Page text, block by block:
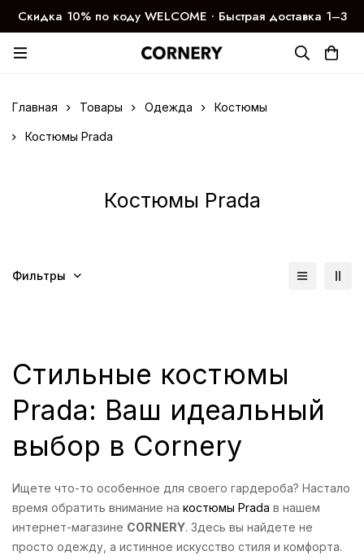
Скидка 10% по коду WELCOME ∙ Быстрая доставка 1–3
дня
Главная Товары Одежда Костюмы
Костюмы Prada
Костюмы Prada
Фильтры
Стильные костюмы
Prada: Ваш идеальный
выбор в Cornery
Ищете что-то особенное для своего гардероба? Настало
время обратить внимание на костюмы Prada в нашем
интернет-магазине CORNERY. Здесь вы найдете не
просто одежду, а истинное искусство стиля и комфорта.